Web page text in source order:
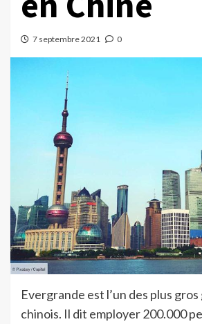
7 septembre 2021 0
Evergrande est l’un des plus
chinois. Il dit employer 200.000